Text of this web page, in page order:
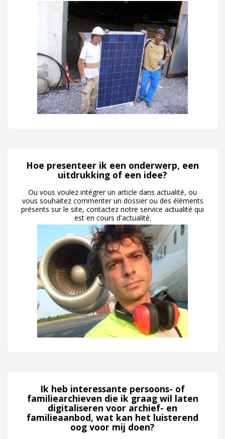
Hoe presenteer ik een onderwerp, een
uitdrukking of een idee?
Ou vous voulez intégrer un article dans actualité, ou
vous souhaitez commenter un dossier ou des éléments
présents sur le site, contactez notre service actualité qui
est en cours d'actualité.
Ik heb interessante persoons- of
familiearchieven die ik graag wil laten
digitaliseren voor archief- en
familieaanbod, wat kan het luisterend
oog voor mij doen?